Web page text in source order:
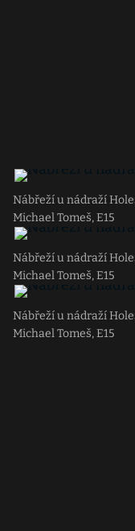
Nábřeží u nádraží
Michael Tomeš, E15
Nábřeží u nádraží
Michael Tomeš, E15
Nábřeží u nádraží
Michael Tomeš, E15